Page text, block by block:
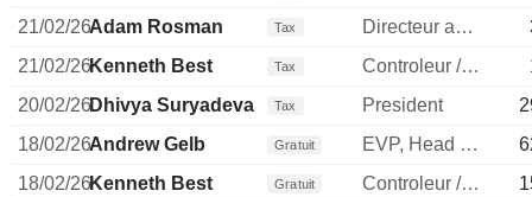
21/02/26Adam Rosman Tax Directeur administratif
21/02/26Kenneth Best Tax Controleur / auditeur
20/02/26Dhivya Suryadevara Tax President
18/02/26Andrew Gelb Gratuit EVP, Head of Fin. Sols.
18/02/26Kenneth Best Gratuit Controleur / auditeur